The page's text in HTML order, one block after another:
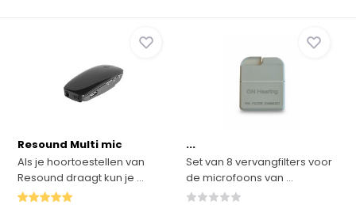
Resound Multi mic
Als je hoortoestellen van
Resound draagt kun je ...
...
Set van 8 vervangfilters voor
de microfoons van ...